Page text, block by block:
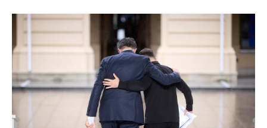
Inhaltskarousell
für
weitere
Inhalte
Inhaltskarussell
überspringen